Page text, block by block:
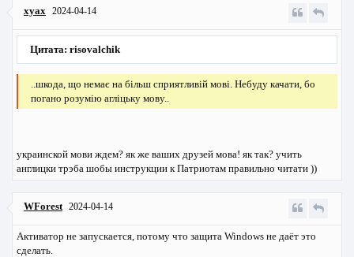
xyax 2024-04-14
Цитата: risovalchik
..шкода, що немає на більш сприятливій мові. Небуду качати, бо
погано розумію агліцьку мову..
украинской мови ждем? як же ваших друзей мова! як так? учить
англицки трэба шобы инструкции к Патриотам правильно читати ))
WForest 2024-04-14
Активатор не запускается, потому что защита Windows не даёт это
сделать.